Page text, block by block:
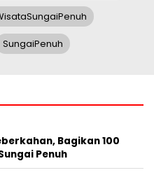
SungaiPenuh
Bagikan 100
Penuh